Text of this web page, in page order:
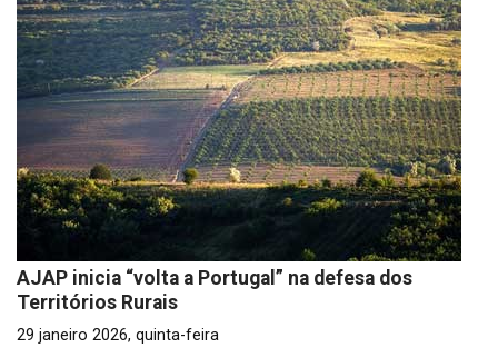
AJAP inicia “volta a Portugal” na defesa dos
Territórios Rurais
29 janeiro 2026, quinta-feira